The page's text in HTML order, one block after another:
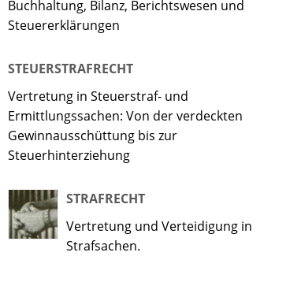
Buchhaltung, Bilanz, Berichtswesen und
Steuererklärungen
STEUERSTRAFRECHT
Vertretung in Steuerstraf- und
Ermittlungssachen: Von der verdeckten
Gewinnausschüttung bis zur
Steuerhinterziehung
STRAFRECHT
Vertretung und Verteidigung in
Strafsachen.